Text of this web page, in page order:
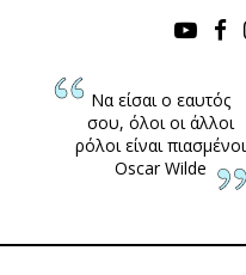
Να είσαι ο εαυτός
σου, όλοι οι άλλοι
ρόλοι είναι πιασμένοι
Oscar Wilde